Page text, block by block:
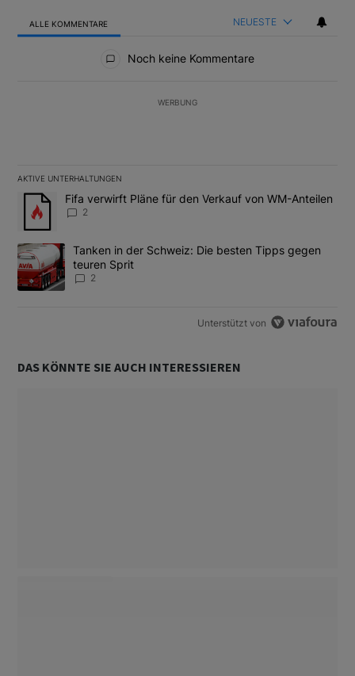
ALLE KOMMENTARE NEUESTE
Noch keine Kommentare
WERBUNG
AKTIVE UNTERHALTUNGEN
Das Folgende ist eine Liste der am meisten kommentierten
Ein Trendartikel mit dem Titel "Fifa verwirft Pläne für den
Fifa verwirft Pläne für den Verkauf von WM-Anteilen
2
Ein Trendartikel mit dem Titel "Tanken in der Schweiz: Die
Tanken in der Schweiz: Die besten Tipps gegen
teuren Sprit
2
Unterstützt von
DAS KÖNNTE SIE AUCH INTERESSIEREN